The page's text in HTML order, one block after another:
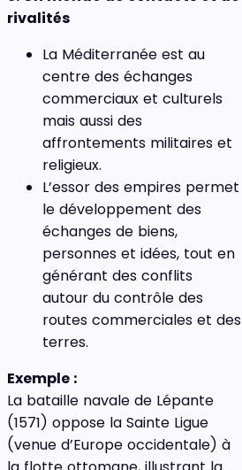
rivalités
La Méditerranée est au
centre des échanges
commerciaux et culturels
mais aussi des
affrontements militaires et
religieux.
L’essor des empires permet
le développement des
échanges de biens,
personnes et idées, tout en
générant des conflits
autour du contrôle des
routes commerciales et des
terres.
Exemple :
La bataille navale de Lépante
(1571) oppose la Sainte Ligue
(venue d’Europe occidentale) à